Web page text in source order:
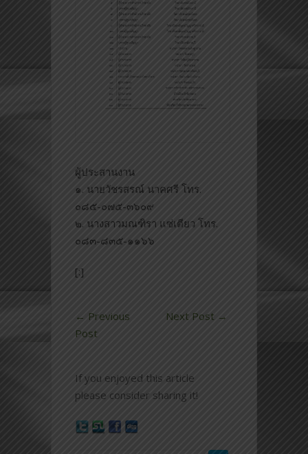
ผู้ประสานงาน
๑. นายวัชรสรณ์ นาคศรี โทร.
๐๘๕-๐๗๕-๓๖๐๙
๒. นางสาวมณฑิรา แซ่เตียว โทร.
๐๘๓-๘๓๕-๑๑๖๖
[:]
← Previous
Post
Next Post →
If you enjoyed this article
please consider sharing it!